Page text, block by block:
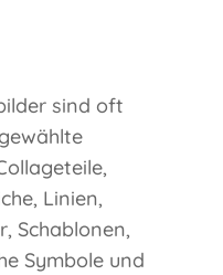
sind oft
Linien,
Schablonen,
Symbole und